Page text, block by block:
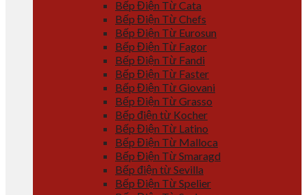
Bếp Điện Từ Cata
Bếp Điện Từ Chefs
Bếp Điện Từ Eurosun
Bếp Điện Từ Fagor
Bếp Điện Từ Fandi
Bếp Điện Từ Faster
Bếp Điện Từ Giovani
Bếp Điện Từ Grasso
Bếp điện từ Kocher
Bếp Điện Từ Latino
Bếp Điện Từ Malloca
Bếp Điện Từ Smaragd
Bếp điện từ Sevilla
Bếp Điện Từ Spelier